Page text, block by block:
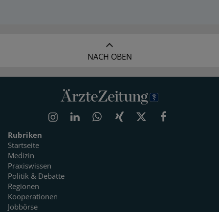
NACH OBEN
Rubriken
Startseite
Medizin
Praxiswissen
Politik & Debatte
Regionen
Kooperationen
Jobbörse